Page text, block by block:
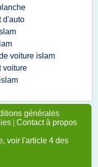
d'auto
voiture islam
voiture
générales
| Contact à propos
voir l'article 4 des